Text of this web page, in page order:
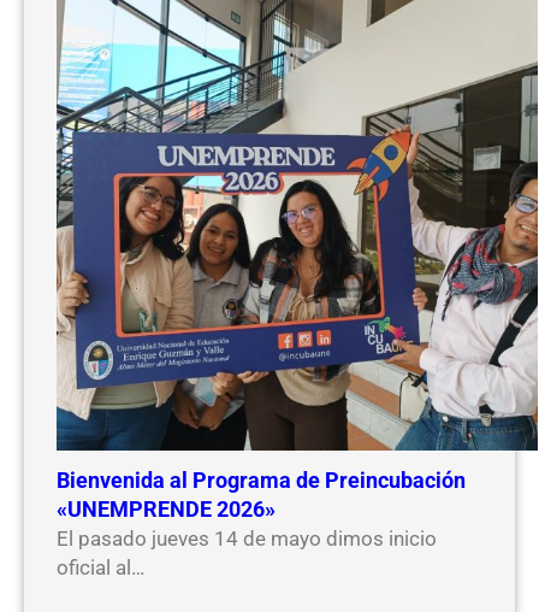
Bienvenida al Programa de Preincubación
«UNEMPRENDE 2026»
El pasado jueves 14 de mayo dimos inicio
oficial al…